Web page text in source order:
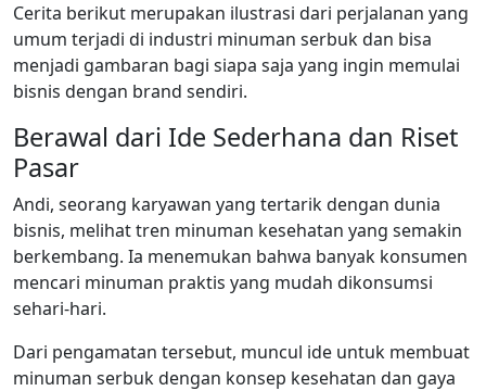
Cerita berikut merupakan ilustrasi dari perjalanan yang
umum terjadi di industri minuman serbuk dan bisa
menjadi gambaran bagi siapa saja yang ingin memulai
bisnis dengan brand sendiri.
Berawal dari Ide Sederhana dan Riset
Pasar
Andi, seorang karyawan yang tertarik dengan dunia
bisnis, melihat tren minuman kesehatan yang semakin
berkembang. Ia menemukan bahwa banyak konsumen
mencari minuman praktis yang mudah dikonsumsi
sehari-hari.
Dari pengamatan tersebut, muncul ide untuk membuat
minuman serbuk dengan konsep kesehatan dan gaya